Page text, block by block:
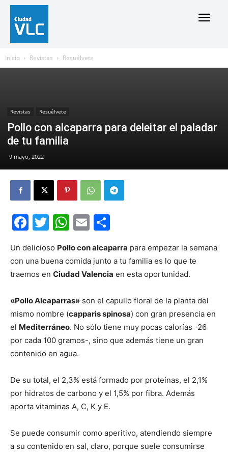
Inicio Revistas Resuélvete
Revistas Resuélvete
Pollo con alcaparra para deleitar el paladar
de tu familia
9 mayo, 2022
Facebook
Twitter
WhatsApp
Email
Un delicioso Pollo con alcaparra para empezar la semana
con una buena comida junto a tu familia es lo que te
traemos en Ciudad Valencia en esta oportunidad.
«Pollo Alcaparras» son el capullo floral de la planta del
mismo nombre (capparis spinosa) con gran presencia en
el Mediterráneo. No sólo tiene muy pocas calorías -26
por cada 100 gramos-, sino que además tiene un gran
contenido en agua.
De su total, el 2,3% está formado por proteínas, el 2,1%
por hidratos de carbono y el 1,5% por fibra. Además
aporta vitaminas A, C, K y E.
Se puede consumir como aperitivo, atendiendo siempre
a su contenido en sal, claro, porque suele consumirse